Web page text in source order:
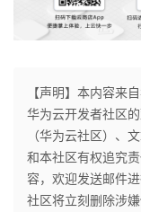
【声明】本内容来
华为云开发者社区
（华为云社区）、
和本社区有权追究
容，欢迎发送邮件
社区将立刻删除涉